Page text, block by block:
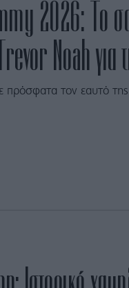
2026: Το
Noah
πρόσφατα τον εαυτό